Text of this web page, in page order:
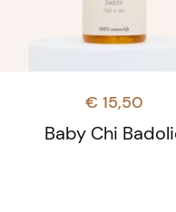
Baby Chi
€ 15,50